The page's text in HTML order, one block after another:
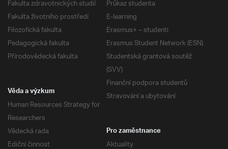
Fakulta zdravotnických studií
Fakulta životního prostředí
Filozofická fakulta
Pedagogická fakulta
Přírodovědecká fakulta
Průkaz studenta
E-learning
Erasmus+ – studenti
Erasmus Student Network (ESN)
Studentská grantová soutěž
(SVV)
Finanční podpora studentů
Stravování a ubytování
Věda a výzkum
Human Resources Strategy for
Researchers
Vědecká rada
Ediční činnost
Pro zaměstnance
Aktuality